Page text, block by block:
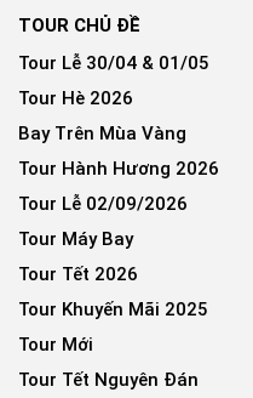
TOUR CHỦ ĐỀ
Tour Lễ 30/04 & 01/05
Tour Hè 2026
Bay Trên Mùa Vàng
Tour Hành Hương 2026
Tour Lễ 02/09/2026
Tour Máy Bay
Tour Tết 2026
Tour Khuyến Mãi 2025
Tour Mới
Tour Tết Nguyên Đán